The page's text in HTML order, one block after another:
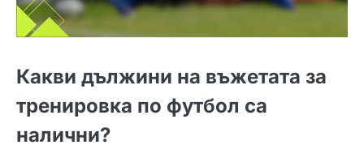
Какви дължини на въжетата за
тренировка по футбол са
налични?